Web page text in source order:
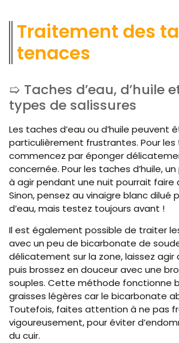
Traitement des
tenaces
Taches d’eau, d’huile
types de salissures
Les taches d’eau ou d’huile peuvent
particulièrement frustrantes. Pour les
commencez par éponger
concernée. Pour les taches d’huile,
à agir pendant une nuit pourrait faire
Sinon, pensez au vinaigre blanc dilué
d’eau, mais testez toujours avant !
Il est également possible de traiter
avec un peu de bicarbonate de
délicatement sur la zone, laissez agir
puis brossez en douceur avec une
souples. Cette méthode fonctionne
graisses légères car le bicarbonate
Toutefois, faites attention à ne pas
vigoureusement, pour éviter
du cuir.